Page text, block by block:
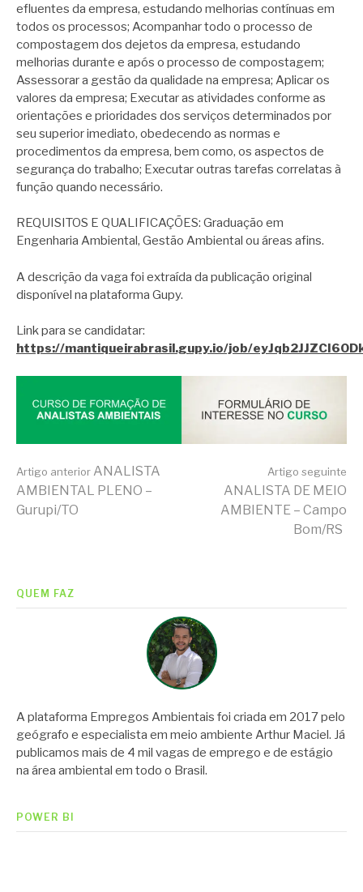
efluentes da empresa, estudando melhorias contínuas em
todos os processos; Acompanhar todo o processo de
compostagem dos dejetos da empresa, estudando
melhorias durante e após o processo de compostagem;
Assessorar a gestão da qualidade na empresa; Aplicar os
valores da empresa; Executar as atividades conforme as
orientações e prioridades dos serviços determinados por
seu superior imediato, obedecendo as normas e
procedimentos da empresa, bem como, os aspectos de
segurança do trabalho; Executar outras tarefas correlatas à
função quando necessário.
REQUISITOS E QUALIFICAÇÕES: Graduação em
Engenharia Ambiental, Gestão Ambiental ou áreas afins.
A descrição da vaga foi extraída da publicação original
disponível na plataforma Gupy.
Link para se candidatar:
https://mantiqueirabrasil.gupy.io/job/
Continue
Artigo anterior ANALISTA
AMBIENTAL PLENO –
Gurupi/TO
Artigo seguinte
ANALISTA DE MEIO
AMBIENTE – Campo
Bom/RS
QUEM FAZ
A plataforma Empregos Ambientais foi criada em 2017 pelo
geógrafo e especialista em meio ambiente Arthur Maciel. Já
publicamos mais de 4 mil vagas de emprego e de estágio
na área ambiental em todo o Brasil.
POWER BI